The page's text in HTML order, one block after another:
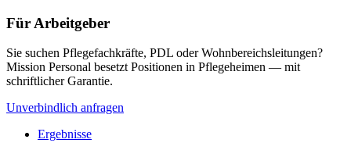
Für Arbeitgeber
Sie suchen Pflegefachkräfte, PDL oder Wohnbereichsleitungen?
Mission Personal besetzt Positionen in Pflegeheimen — mit
schriftlicher Garantie.
Unverbindlich anfragen
Ergebnisse